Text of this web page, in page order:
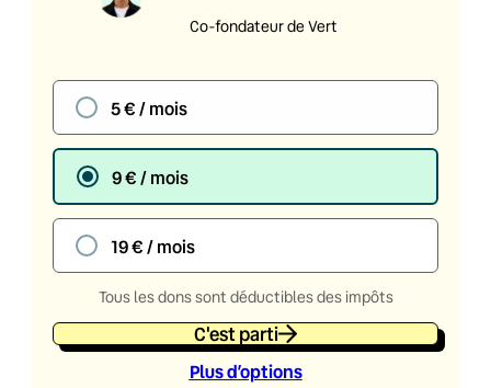
Co-fondateur de Vert
5 € / mois
9 € / mois
19 € / mois
Tous les dons sont déductibles des impôts
C'est parti
Plus d’options